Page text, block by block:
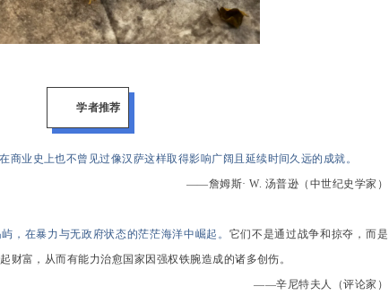
学者推荐
在商业史上也不曾见过像汉萨这样取得影响广阔且延续时间久远的成就。
——詹姆斯· W. 汤普逊（中世纪史学家）
，在暴力与无政府状态的茫茫海洋中崛起。 它们不是通过战争和掠夺，而是
财富，从而有能力治愈国家因强权铁腕造成的诸多创伤。
——辛尼特夫人（评论家）